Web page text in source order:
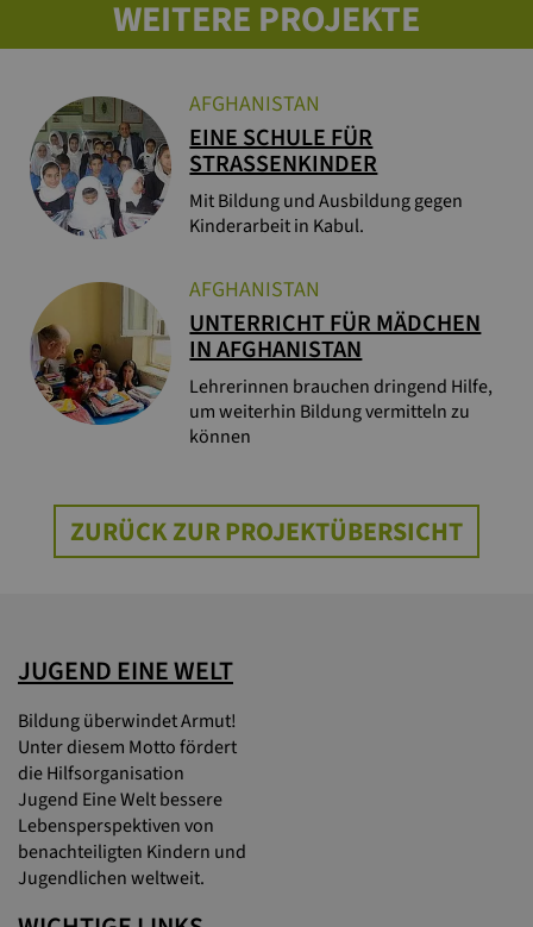
WEITERE PROJEKTE
AFGHANISTAN
EINE SCHULE FÜR
STRASSENKINDER
Mit Bildung und Ausbildung gegen
Kinderarbeit in Kabul.
AFGHANISTAN
UNTERRICHT FÜR MÄDCHEN
IN AFGHANISTAN
Lehrerinnen brauchen dringend Hilfe,
um weiterhin Bildung vermitteln zu
können
ZURÜCK ZUR PROJEKTÜBERSICHT
JUGEND EINE WELT
Bildung überwindet Armut!
Unter diesem Motto fördert
die Hilfsorganisation
Jugend Eine Welt bessere
Lebensperspektiven von
benachteiligten Kindern und
Jugendlichen weltweit.